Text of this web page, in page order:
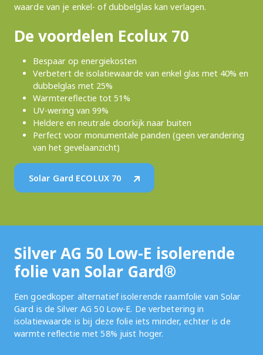
waarde van je enkel- of dubbelglas kan verlagen.
De voordelen Ecolux 70
Bespaar op energiekosten
Verbetert de isolatiewaarde van enkel glas met 40% en
dubbelglas met 25%
Warmtereflectie tot 51%
UV-wering van 99%
Heldere en neutrale doorkijk naar buiten
Perfect voor monumentale panden (geen verandering
van het gevelaanzicht)
Solar Gard ECOLUX 70
Silver AG 50 Low-E isolerende
folie van Solar Gard®
Een goedkoper alternatief isolerende raamfolie van Solar
Gard is de Silver AG 50 Low-E. De verbetering in
isolatiewaarde is bij deze folie iets minder, echter is de
warmte reflectie met 58% juist hoger.